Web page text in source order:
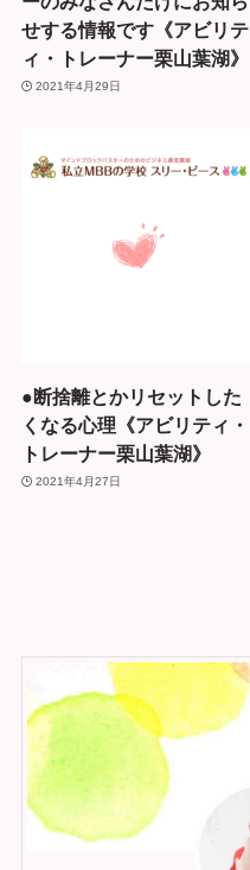
せする情報です《アビリテ
ィ・トレーナー栗山葉湖》
2021年4月29日
●断捨離とかリセットした
くなる心理《アビリティ・
トレーナー栗山葉湖》
2021年4月27日